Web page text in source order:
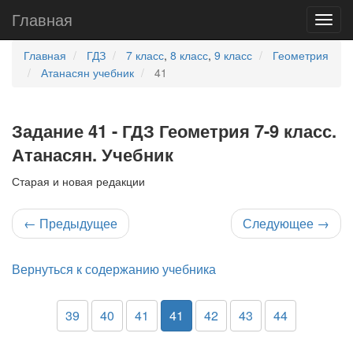
Главная
Главная ГДЗ 7 класс, 8 класс, 9 класс
Геометрия
Атанасян учебник
41
Задание 41 - ГДЗ Геометрия 7-9 класс.
Атанасян. Учебник
Старая и новая редакции
← Предыдущее Следующее →
Вернуться к содержанию учебника
39 40 41 41 42 43 44